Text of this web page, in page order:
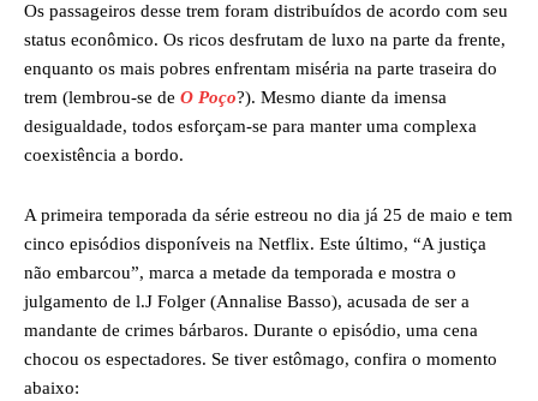
Os passageiros desse trem foram distribuídos de acordo com seu
status econômico. Os ricos desfrutam de luxo na parte da frente,
enquanto os mais pobres enfrentam miséria na parte traseira do
trem (lembrou-se de O Poço?). Mesmo diante da imensa
desigualdade, todos esforçam-se para manter uma complexa
coexistência a bordo.
A primeira temporada da série estreou no dia já 25 de maio e tem
cinco episódios disponíveis na Netflix. Este último, “A justiça
não embarcou”, marca a metade da temporada e mostra o
julgamento de l.J Folger (Annalise Basso), acusada de ser a
mandante de crimes bárbaros. Durante o episódio, uma cena
chocou os espectadores. Se tiver estômago, confira o momento
abaixo: